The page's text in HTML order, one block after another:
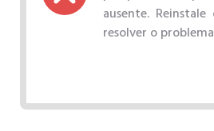
ausente.
resolver o